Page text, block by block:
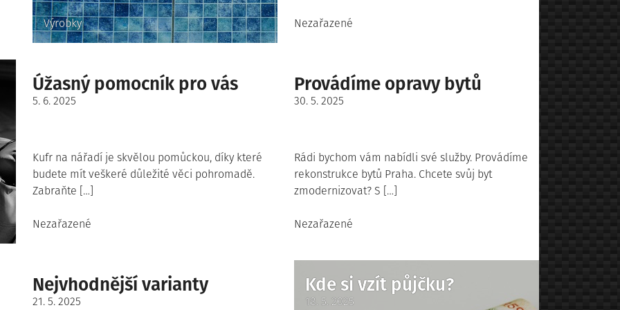
Posted
in
Výrobky
Posted
Nezařazené
Úžasný pomocník pro vás
Posted
5. 6. 2025
Kufr na nářadí je skvělou pomůckou, díky které
budete mít veškeré důležité věci pohromadě.
Zabraňte […]
Posted
Nezařazené
Provádíme opravy bytů
Posted
30. 5. 2025
Rádi bychom vám nabídli své služby. Provádíme
rekonstrukce bytů Praha. Chcete svůj byt
zmodernizovat? S […]
Posted
Nezařazené
Nejvhodnější varianty
Posted
21. 5. 2025
Kde si vzít půjčku?
Posted
18. 5. 2025